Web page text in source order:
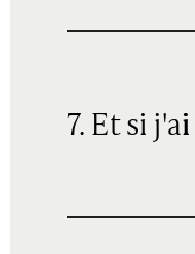
7. Et si